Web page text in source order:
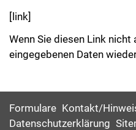
[link]
Wenn Sie diesen Link nicht
eingegebenen Daten
Formulare Kontakt/
Datenschutzerklärung